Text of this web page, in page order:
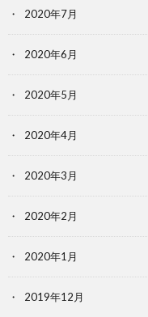
2020年7月
2020年6月
2020年5月
2020年4月
2020年3月
2020年2月
2020年1月
2019年12月